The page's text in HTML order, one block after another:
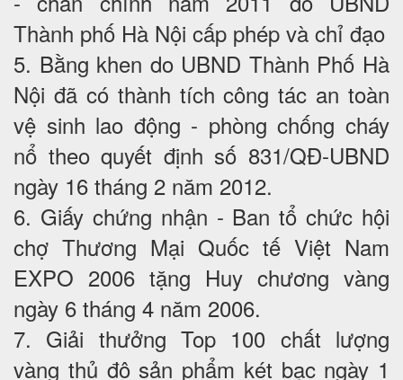
Thành phố Hà Nội cấp phép và chỉ đạo
5. Bằng khen do UBND Thành Phố Hà
Nội đã có thành tích công tác an toàn
vệ sinh lao động - phòng chống cháy
nổ theo quyết định số 831/QĐ-UBND
ngày 16 tháng 2 năm 2012.
6. Giấy chứng nhận - Ban tổ chức hội
chợ Thương Mại Quốc tế Việt Nam
EXPO 2006 tặng Huy chương vàng
ngày 6 tháng 4 năm 2006.
7. Giải thưởng Top 100 chất lượng
vàng thủ đô sản phẩm két bạc ngày 1